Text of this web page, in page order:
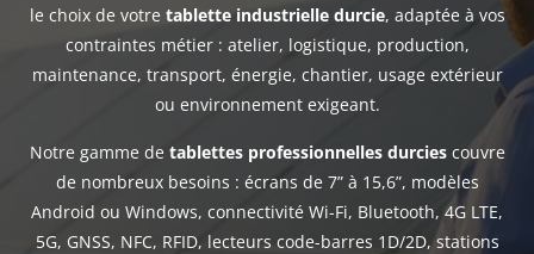
le choix de votre tablette industrielle durcie, adaptée à vos
contraintes métier : atelier, logistique, production,
maintenance, transport, énergie, chantier, usage extérieur
ou environnement exigeant.
Notre gamme de tablettes professionnelles durciescouvre
de nombreux besoins : écrans de 7” à 15,6”, modèles
Android ou Windows, connectivité Wi-Fi, Bluetooth, 4G LTE,
5G, GNSS, NFC, RFID, lecteurs code-barres 1D/2D, stations